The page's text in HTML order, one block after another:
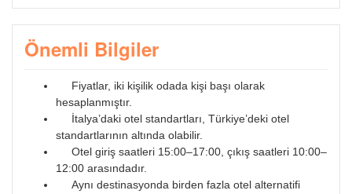
Önemli Bilgiler
Fiyatlar, iki kişilik odada kişi başı olarak
hesaplanmıştır.
İtalya’daki otel standartları, Türkiye’deki otel
standartlarının altında olabilir.
Otel giriş saatleri 15:00–17:00, çıkış saatleri 10:00–
12:00 arasındadır.
Aynı destinasyonda birden fazla otel alternatifi